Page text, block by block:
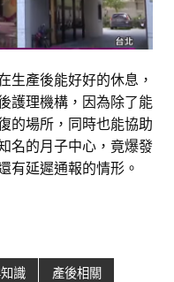
生產後能好好的休息，
護理機構，因為除了能
的場所，同時也能協助
名的月子中心，竟爆發
有延遲通報的情形。
識 產後相關